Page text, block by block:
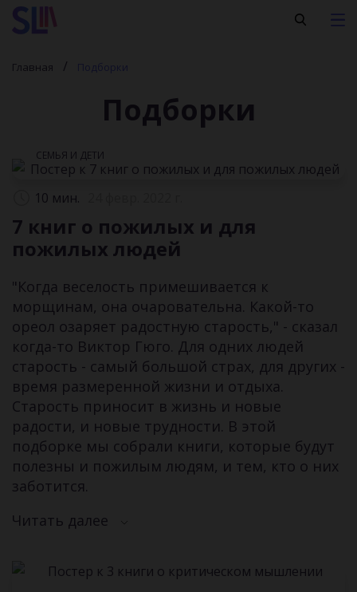
Главная
Подборки
СЕМЬЯ И ДЕТИ
10 мин.
7 книг о пожилых и для
пожилых людей
"Когда веселость примешивается к
морщинам, она очаровательна. Какой-то
ореол озаряет радостную старость," - сказал
когда-то Виктор Гюго. Для одних людей
старость - самый большой страх, для других -
время размеренной жизни и отдыха.
Старость приносит в жизнь и новые
радости, и новые трудности. В этой
подборке мы собрали книги, которые будут
полезны и пожилым людям, и тем, кто о них
заботится.
Читать далее